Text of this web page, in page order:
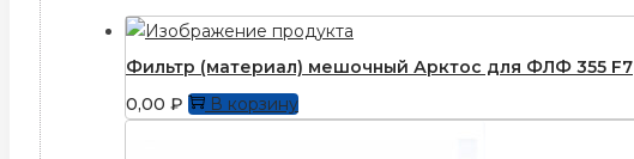
Фильтр (материал) мешочный Арктос для ФЛФ 355 F7
0,00 ₽ В корзину